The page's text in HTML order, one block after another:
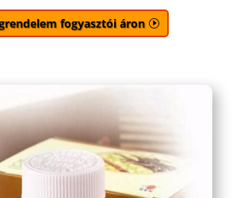
fogyasztói áron